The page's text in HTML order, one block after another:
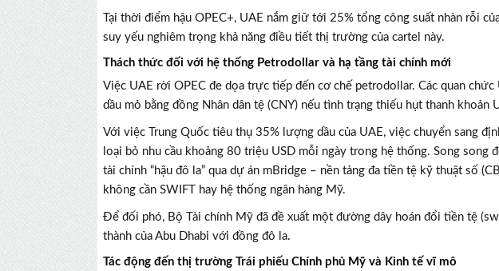
Tại thời điểm hậu OPEC+, UAE nắm giữ tới 25% tổng công suất nhàn rỗi
suy yếu nghiêm trọng khả năng điều tiết thị trường của cartel này.
Thách thức đối với hệ thống Petrodollar và hạ tầng tài chính mới
Việc UAE rời OPEC đe dọa trực tiếp đến cơ chế petrodollar. Các quan chức
dầu mỏ bằng đồng Nhân dân tệ (CNY) nếu tình trạng thiếu hụt thanh khoản
Với việc Trung Quốc tiêu thụ 35% lượng dầu của UAE, việc chuyển sang
loại bỏ nhu cầu khoảng 80 triệu USD mỗi ngày trong hệ thống. Song song
tài chính “hậu đô la” qua dự án mBridge – nền tảng đa tiền tệ kỹ thuật số
không cần SWIFT hay hệ thống ngân hàng Mỹ.
Để đối phó, Bộ Tài chính Mỹ đã đề xuất một đường dây hoán đổi tiền tệ
thành của Abu Dhabi với đồng đô la.
Tác động đến thị trường Trái phiếu Chính phủ Mỹ và Kinh tế vĩ mô